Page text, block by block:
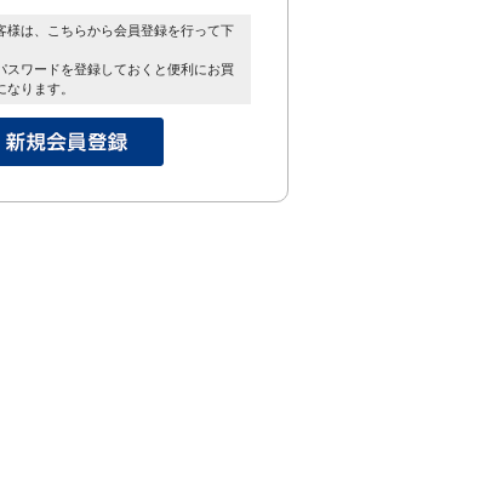
様は、こちらから会員登録を行って下
スワードを登録しておくと便利にお買
ります。